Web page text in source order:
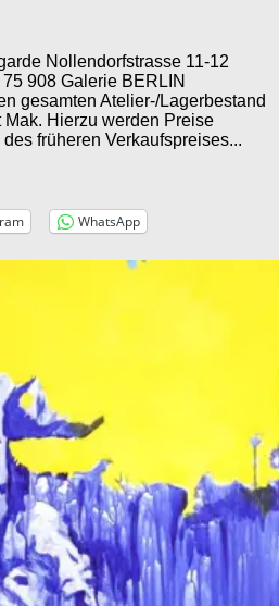
Nollendorfstrasse 11-12
908 Galerie BERLIN
gesamten Atelier-/Lagerbestand
Hierzu werden Preise
früheren Verkaufspreises...
WhatsApp